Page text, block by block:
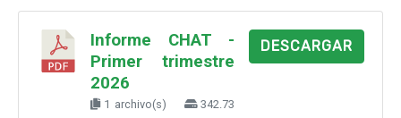
Informe CHAT -
Primer trimestre
2026
1 archivo(s)
342.73
DESCARGAR